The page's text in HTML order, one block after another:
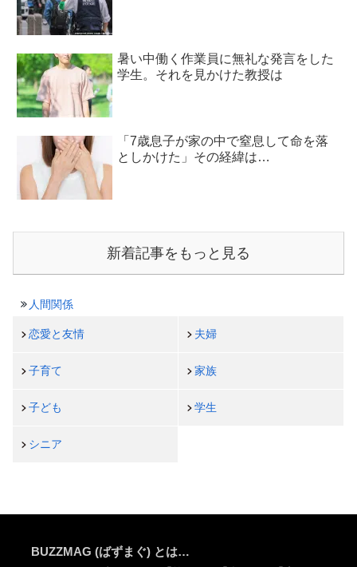
暑い中働く作業員に無礼な発言をした
学生。それを見かけた教授は
「7歳息子が家の中で窒息して命を落
としかけた」その経緯は…
新着記事をもっと見る
人間関係
恋愛と友情 夫婦
子育て 家族
子ども 学生
シニア
BUZZMAG (ばずまぐ) とは…